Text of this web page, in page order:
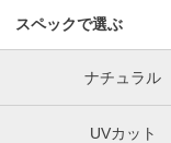
スペックで選ぶ
ナチュラル
UVカット